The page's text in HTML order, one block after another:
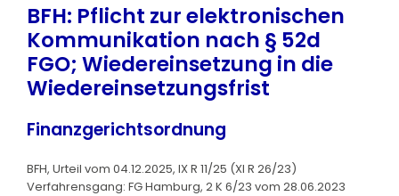
BFH: Pflicht zur elektronischen
Kommunikation nach § 52d
FGO; Wiedereinsetzung in die
Wiedereinsetzungsfrist
Finanzgerichtsordnung
BFH, Urteil vom 04.12.2025, IX R 11/25 (XI R 26/23)
Verfahrensgang: FG Hamburg, 2 K 6/23 vom 28.06.2023